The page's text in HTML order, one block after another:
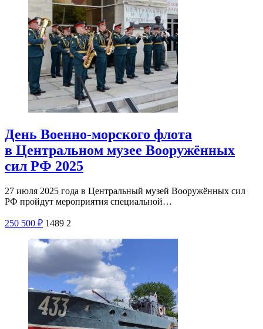
День Военно-морского флота
в Центральном музее Вооружённых
сил РФ 2025
27 июля 2025 года в Центральный музей Вооружённых сил
РФ пройдут мероприятия специальной…
250 500 ₽ 1489 2